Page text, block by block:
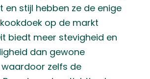
en stijl hebben ze de enige
op de markt
biedt meer stevigheid en
dan gewone
zelfs de